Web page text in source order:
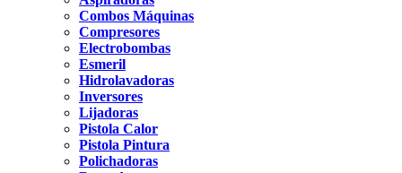
Combos Máquinas
Compresores
Electrobombas
Esmeril
Hidrolavadoras
Inversores
Lijadoras
Pistola Calor
Pistola Pintura
Polichadoras